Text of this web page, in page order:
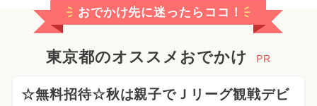
おでかけ先に迷ったらココ！
東京都のオススメおでかけ PR
☆無料招待☆秋は親子でＪリーグ観戦デビ